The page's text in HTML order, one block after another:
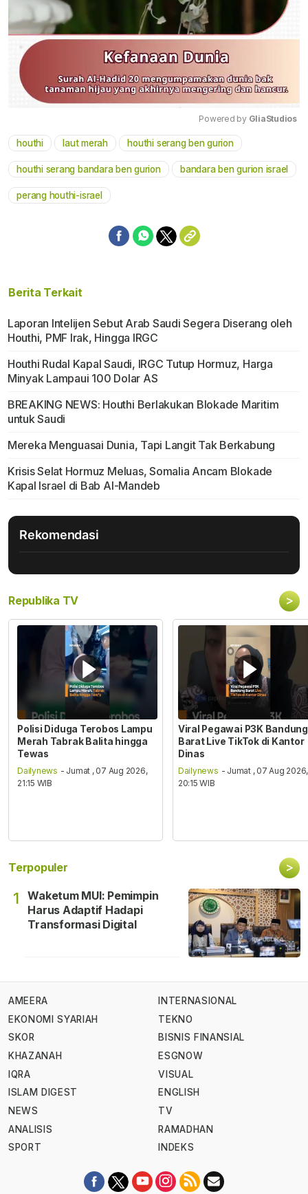
Powered by GliaStudios
houthi laut merah houthi serang ben gurion
houthi serang bandara ben gurion bandara ben gurion israel
perang houthi-israel
Berita Terkait
Laporan Intelijen Sebut Arab Saudi Segera Diserang oleh
Houthi, PMF Irak, Hingga IRGC
Houthi Rudal Kapal Saudi, IRGC Tutup Hormuz, Harga
Minyak Lampaui 100 Dolar AS
BREAKING NEWS: Houthi Berlakukan Blokade Maritim
untuk Saudi
Mereka Menguasai Dunia, Tapi Langit Tak Berkabung
Krisis Selat Hormuz Meluas, Somalia Ancam Blokade
Kapal Israel di Bab Al-Mandeb
Rekomendasi
Republika TV >
Polisi Diduga Terobos Lampu
Merah Tabrak Balita hingga
Tewas
Dailynews - Jumat , 07 Aug 2026,
21:15 WIB
Viral Pegawai P3K Bandung
Barat Live TikTok di Kantor
Dinas
Dailynews - Jumat , 07 Aug 2026,
20:15 WIB
Terpopuler >
1
Waketum MUI: Pemimpin
Harus Adaptif Hadapi
Transformasi Digital
AMEERA
EKONOMI SYARIAH
SKOR
KHAZANAH
IQRA
ISLAM DIGEST
NEWS
ANALISIS
SPORT
INTERNASIONAL
TEKNO
BISNIS FINANSIAL
ESGNOW
VISUAL
ENGLISH
TV
RAMADHAN
INDEKS